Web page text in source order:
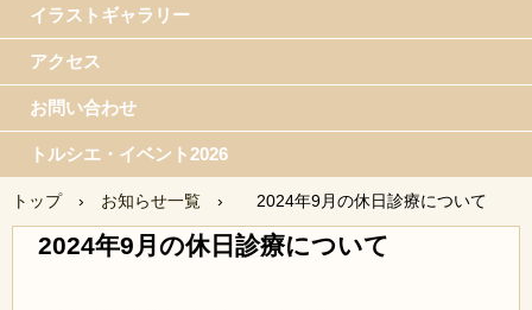
イラストギャラリー
アクセス
お問い合わせ
トルシエ・イベント2026
トップ › お知らせ一覧 › 2024年9月の休日診療について
2024年9月の休日診療について